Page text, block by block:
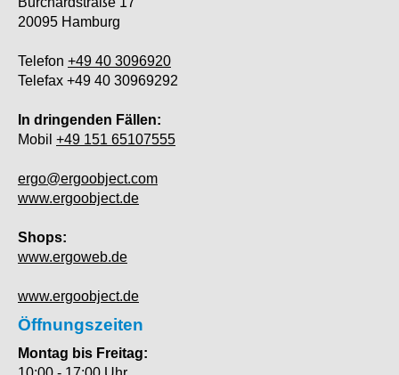
20095 Hamburg
Telefon +49 40 3096920
Telefax +49 40 30969292
In dringenden Fällen:
Mobil +49 151 65107555
ergo@ergoobject.com
www.ergoobject.de
Shops:
www.ergoweb.de
www.ergoobject.de
Öffnungszeiten
Montag bis Freitag: